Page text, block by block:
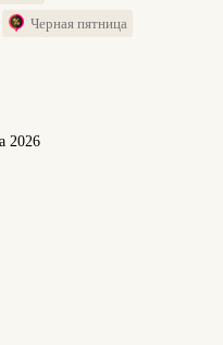
Черная пятница
2026